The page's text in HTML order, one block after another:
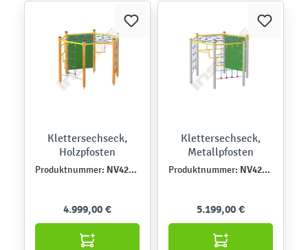
Klettersechseck,
Holzpfosten
Produktnummer: NV4226EPZ
4.999,00 €
Klettersechseck,
Metallpfosten
Produktnummer: NV4226MP
5.199,00 €